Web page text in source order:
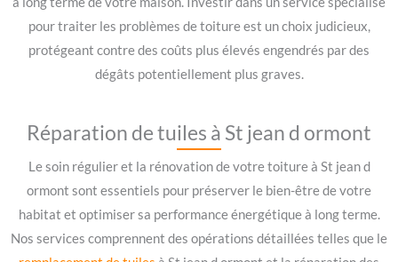
pour traiter les problèmes de toiture est un choix judicieux,
protégeant contre des coûts plus élevés engendrés par des
dégâts potentiellement plus graves.
Réparation de tuiles à St jean d ormont
Le soin régulier et la rénovation de votre toiture à St jean d
ormont sont essentiels pour préserver le bien-être de votre
habitat et optimiser sa performance énergétique à long terme.
Nos services comprennent des opérations détaillées telles que le